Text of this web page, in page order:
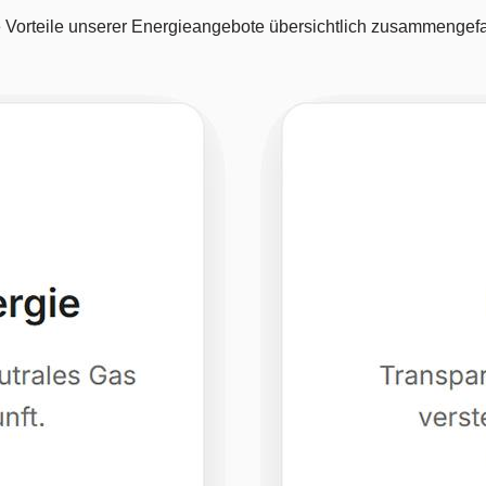
Vorteile unserer Energieangebote übersichtlich